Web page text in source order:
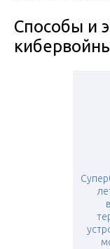
Способы и